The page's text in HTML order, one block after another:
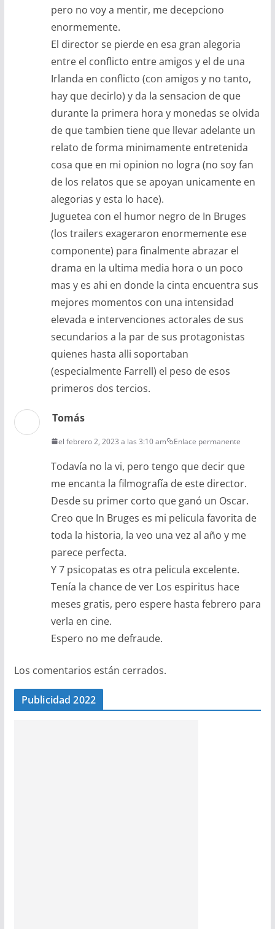
pero no voy a mentir, me decepciono
enormemente.
El director se pierde en esa gran alegoria
entre el conflicto entre amigos y el de una
Irlanda en conflicto (con amigos y no tanto,
hay que decirlo) y da la sensacion de que
durante la primera hora y monedas se olvida
de que tambien tiene que llevar adelante un
relato de forma minimamente entretenida
cosa que en mi opinion no logra (no soy fan
de los relatos que se apoyan unicamente en
alegorias y esta lo hace).
Juguetea con el humor negro de In Bruges
(los trailers exageraron enormemente ese
componente) para finalmente abrazar el
drama en la ultima media hora o un poco
mas y es ahi en donde la cinta encuentra sus
mejores momentos con una intensidad
elevada e intervenciones actorales de sus
secundarios a la par de sus protagonistas
quienes hasta alli soportaban
(especialmente Farrell) el peso de esos
primeros dos tercios.
Tomás
el febrero 2, 2023 a las 3:10 am Enlace permanente
Todavía no la vi, pero tengo que decir que
me encanta la filmografía de este director.
Desde su primer corto que ganó un Oscar.
Creo que In Bruges es mi pelicula favorita de
toda la historia, la veo una vez al año y me
parece perfecta.
Y 7 psicopatas es otra pelicula excelente.
Tenía la chance de ver Los espiritus hace
meses gratis, pero espere hasta febrero para
verla en cine.
Espero no me defraude.
Los comentarios están cerrados.
Publicidad 2022